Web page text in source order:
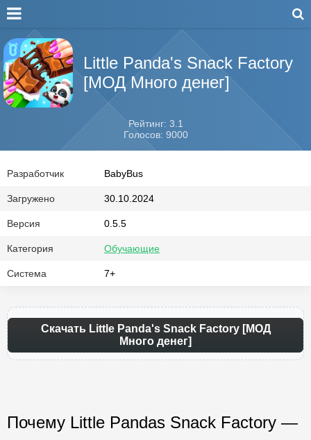
Little Panda's Snack Factory
[МОД Много денег]
Рейтинг: 3.1
Голосов: 9000
Разработчик BabyBus
Загружено 30.10.2024
Версия 0.5.5
Категория Обучающие
Система 7+
Скачать Little Panda's Snack Factory [МОД
Много денег]
Почему Little Pandas Snack Factory —